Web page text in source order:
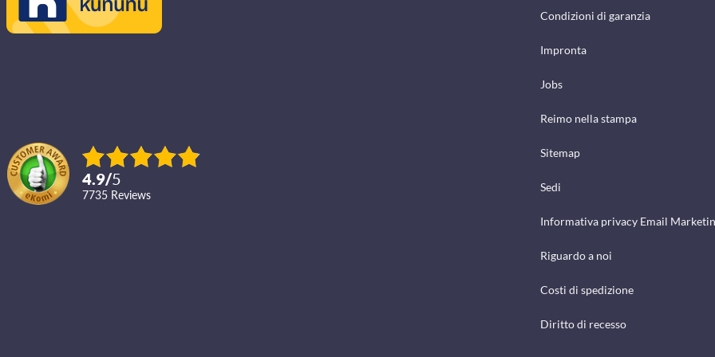
4.9/5
7735 reviews
Condizioni di garanzia
Impronta
Jobs
Reimo nella stampa
Sitemap
Sedi
Informativa privacy Email
Riguardo a noi
Costi di spedizione
Diritto di recesso